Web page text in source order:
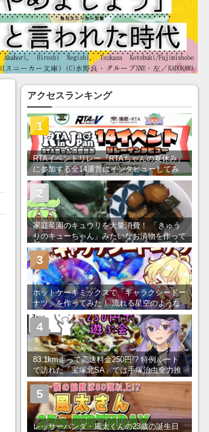
アクセスランキング
RTAイベントリレー『RTAちゃんの夏休み』
に参加する全14運営にインタビューしてみ
た！ 「RTA in Japan」のチャンネルの貸し
出しを利用し8/9から1週間にわたって開催
1
家庭菜園のキュウリを大量消費！ 「きゅう
りのキューちゃん」みたいなお漬物を作って
みた
2
ホットケーキミックスで「ギャラクシードー
ナツ」を作ってみた！ 流れる星空のような
レンチン・レシピを紹介
3
83.1km走って高速料金250円!? 特例ルート
で訪れた「宝塚北SA」では手塚治虫全力推
し＆関西グルメが楽しめる！
4
レッサーパンダ・風太くんの23歳の誕生日
5